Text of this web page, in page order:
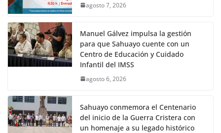
agosto 7, 2026
Manuel Gálvez impulsa la gestión
para que Sahuayo cuente con un
Centro de Educación y Cuidado
Infantil del IMSS
agosto 6, 2026
Sahuayo conmemora el Centenario
del inicio de la Guerra Cristera con
un homenaje a su legado histórico